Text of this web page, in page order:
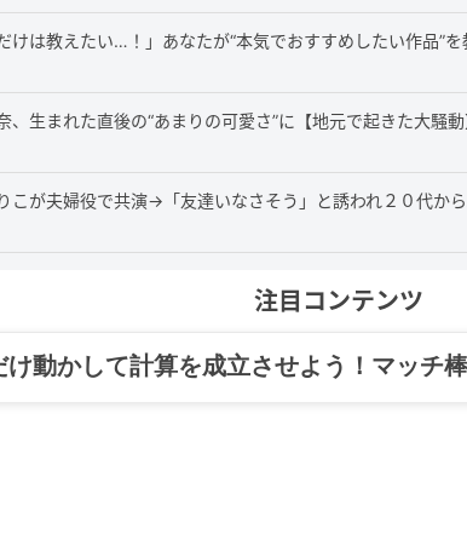
だけは教えたい…！」あなたが“本気でおすすめしたい作品”
、生まれた直後の“あまりの可愛さ”に【地元で起きた大騒
こが夫婦役で共演→「友達いなさそう」と誘われ２０代から
注目コンテンツ
け動かして計算を成立させよう！マッチ